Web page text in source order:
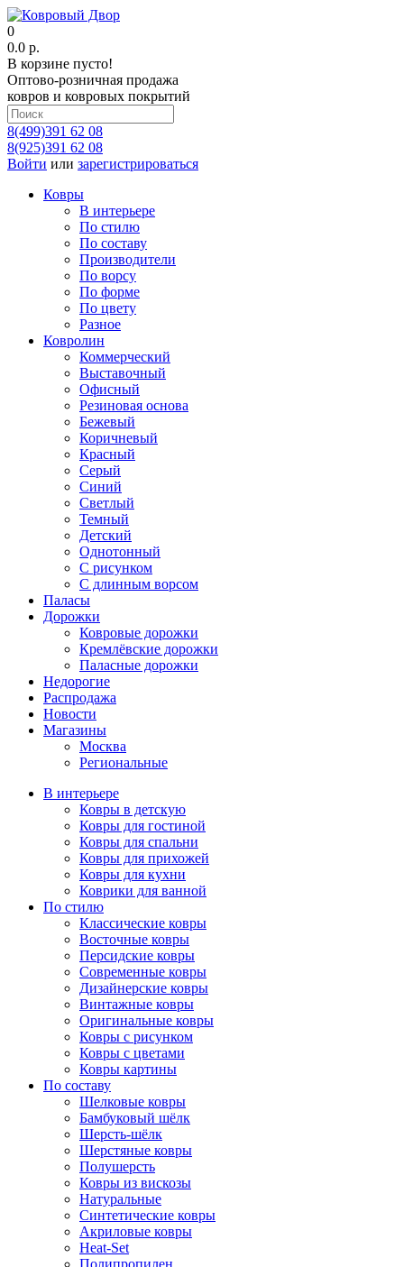
0
0.0 р.
В корзине пусто!
Оптово-розничная продажа
ковров и ковровых покрытий
8(499)391 62 08
8(925)391 62 08
Войти или зарегистрироваться
Ковры
В интерьере
По стилю
По составу
Производители
По ворсу
По форме
По цвету
Разное
Ковролин
Коммерческий
Выставочный
Офисный
Резиновая основа
Бежевый
Коричневый
Красный
Серый
Синий
Светлый
Темный
Детский
Однотонный
С рисунком
С длинным ворсом
Паласы
Дорожки
Ковровые дорожки
Кремлёвские дорожки
Паласные дорожки
Недорогие
Распродажа
Новости
Магазины
Москва
Региональные
В интерьере
Ковры в детскую
Ковры для гостиной
Ковры для спальни
Ковры для прихожей
Ковры для кухни
Коврики для ванной
По стилю
Классические ковры
Восточные ковры
Персидские ковры
Современные ковры
Дизайнерские ковры
Винтажные ковры
Оригинальные ковры
Ковры с рисунком
Ковры с цветами
Ковры картины
По составу
Шелковые ковры
Бамбуковый шёлк
Шерсть-шёлк
Шерстяные ковры
Полушерсть
Ковры из вискозы
Натуральные
Синтетические ковры
Акриловые ковры
Heat-Set
Полипропилен